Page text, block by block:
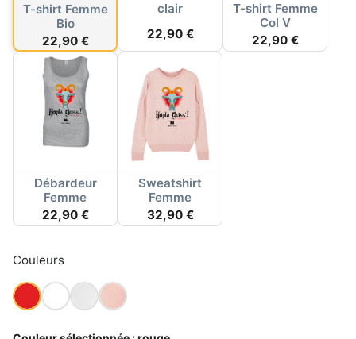
T-shirt Femme
Bio
22,90 €
clair
22,90 €
T-shirt Femme
Col V
22,90 €
Débardeur
Femme
22,90 €
Sweatshirt
Femme
32,90 €
Couleurs